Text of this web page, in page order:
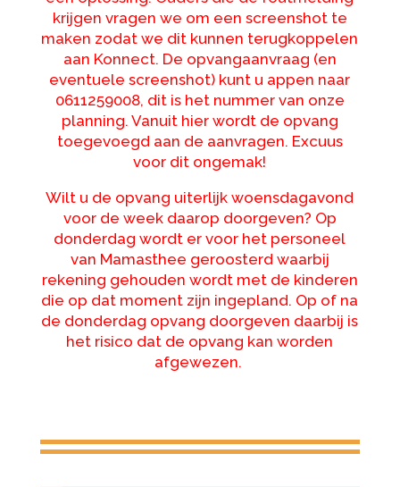
krijgen vragen we om een screenshot te
maken zodat we dit kunnen terugkoppelen
aan Konnect. De opvangaanvraag (en
eventuele screenshot) kunt u appen naar
0611259008, dit is het nummer van onze
planning. Vanuit hier wordt de opvang
toegevoegd aan de aanvragen. Excuus
voor dit ongemak!
Wilt u de opvang uiterlijk woensdagavond
voor de week daarop doorgeven? Op
donderdag wordt er voor het personeel
van Mamasthee geroosterd waarbij
rekening gehouden wordt met de kinderen
die op dat moment zijn ingepland. Op of na
de donderdag opvang doorgeven daarbij is
het risico dat de opvang kan worden
afgewezen.